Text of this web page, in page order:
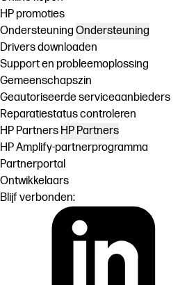
HP promoties
Ondersteuning Ondersteuning
Drivers downloaden
Support en probleemoplossing
Gemeenschapszin
Geautoriseerde serviceaanbieders
Reparatiestatus controleren
HP Partners HP Partners
HP Amplify-partnerprogramma
Partnerportal
Ontwikkelaars
Blijf verbonden: